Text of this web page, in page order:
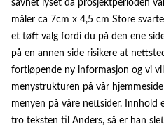
savnet lyset da prosjektperioden
måler ca 7cm x 4,5 cm Store
et tøft valg fordi du på den ene
på en annen side risikere at
fortløpende ny informasjon og vi
menystrukturen på vår
menyen på våre nettsider. Innhold
tro teksten til Anders, så er han